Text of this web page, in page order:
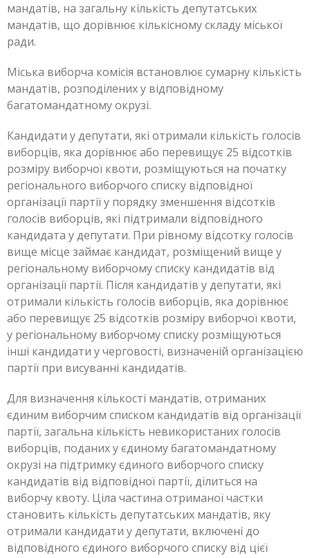
мандатів, на загальну кількість депутатських
мандатів, що дорівнює кількісному складу міської
ради.
Міська виборча комісія встановлює сумарну кількість
мандатів, розподілених у відповідному
багатомандатному окрузі.
Кандидати у депутати, які отримали кількість голосів
виборців, яка дорівнює або перевищує 25 відсотків
розміру виборчої квоти, розміщуються на початку
регіонального виборчого списку відповідної
організації партії у порядку зменшення відсотків
голосів виборців, які підтримали відповідного
кандидата у депутати. При рівному відсотку голосів
вище місце займає кандидат, розміщений вище у
регіональному виборчому списку кандидатів від
організації партії. Після кандидатів у депутати, які
отримали кількість голосів виборців, яка дорівнює
або перевищує 25 відсотків розміру виборчої квоти,
у регіональному виборчому списку розміщуються
інші кандидати у черговості, визначеній організацією
партії при висуванні кандидатів.
Для визначення кількості мандатів, отриманих
єдиним виборчим списком кандидатів від організації
партії, загальна кількість невикористаних голосів
виборців, поданих у єдиному багатомандатному
окрузі на підтримку єдиного виборчого списку
кандидатів від відповідної партії, ділиться на
виборчу квоту. Ціла частина отриманої частки
становить кількість депутатських мандатів, яку
отримали кандидати у депутати, включені до
відповідного єдиного виборчого списку від цієї